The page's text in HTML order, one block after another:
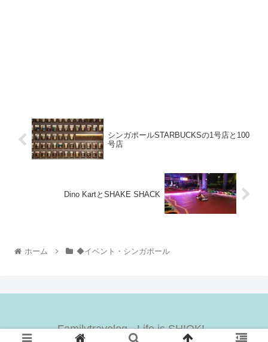
シンガポールSTARBUCKSの1号店と100
号店
Dino KartとSHAKE SHACK
ホーム ◆イベント・シンガポール
Familytravelog - Life is SHIOK! -